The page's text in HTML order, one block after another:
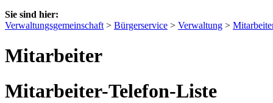
Sie sind hier:
Verwaltungsgemeinschaft > Bürgerservice > Verwaltung >
Mitarbeiter
Mitarbeiter-Telefon-Liste